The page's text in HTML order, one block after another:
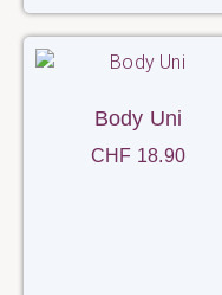
Body Uni
CHF 18.90